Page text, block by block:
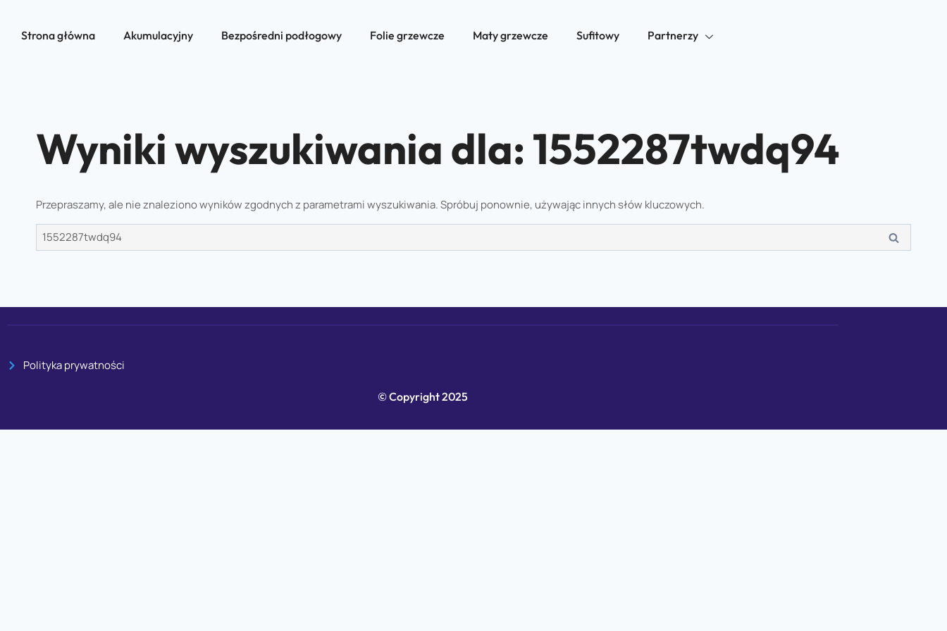
Strona główna Akumulacyjny Bezpośredni podłogowy Folie grzewcze Maty grzewcze Sufitowy Partnerzy
Wyniki wyszukiwania dla:1552287twdq94
Przepraszamy, ale nie znaleziono wyników zgodnych z parametrami wyszukiwania. Spróbuj ponownie, używając innych słów kluczowych.
Polityka prywatności
© Copyright 2025